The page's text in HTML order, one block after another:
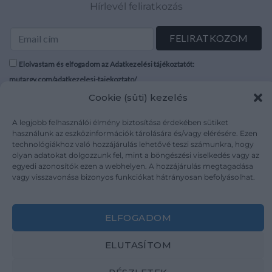
Cookie (süti) kezelés
A legjobb felhasználói élmény biztosítása érdekében sütiket
használunk az eszközinformációk tárolására és/vagy elérésére. Ezen
technológiákhoz való hozzájárulás lehetővé teszi számunkra, hogy
olyan adatokat dolgozzunk fel, mint a böngészési viselkedés vagy az
egyedi azonosítók ezen a webhelyen. A hozzájárulás megtagadása
vagy visszavonása bizonyos funkciókat hátrányosan befolyásolhat.
ELFOGADOM
ELUTASÍTOM
Hírlevél feliratkozás
Elolvastam és elfogadom az Adatkezelési tájékoztatót:
mutargy.com/adatkezelesi-tajekoztato/
Médiaajánlat
Karrier
Kapcsolat
ÁSZF
Adatvédelem
Impresszum
Weboldal és Webshop készítés: